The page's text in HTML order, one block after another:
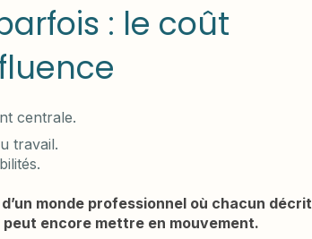
: le coût
centrale.
travail.
monde professionnel où chacun décrit
peut encore mettre en mouvement.